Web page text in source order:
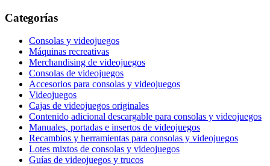
Categorías
Consolas y videojuegos
Máquinas recreativas
Merchandising de videojuegos
Consolas de videojuegos
Accesorios para consolas y videojuegos
Videojuegos
Cajas de videojuegos originales
Contenido adicional descargable para consolas y videojuegos
Manuales, portadas e insertos de videojuegos
Recambios y herramientas para consolas y videojuegos
Lotes mixtos de consolas y videojuegos
Guías de videojuegos y trucos